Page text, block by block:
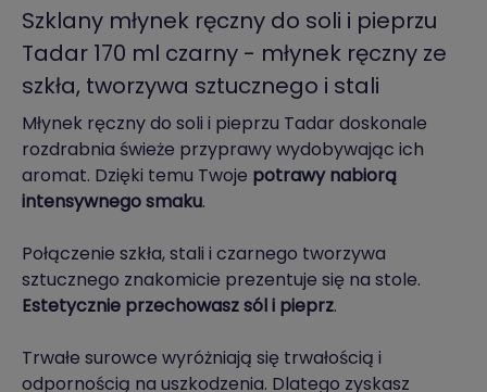
Szklany młynek ręczny do soli i pieprzu
Tadar 170 ml czarny - młynek ręczny ze
szkła, tworzywa sztucznego i stali
Młynek ręczny do soli i pieprzu Tadar doskonale
rozdrabnia świeże przyprawy wydobywając ich
aromat. Dzięki temu Twoje potrawy nabiorą
intensywnego smaku.
Połączenie szkła, stali i czarnego tworzywa
sztucznego znakomicie prezentuje się na stole.
Estetycznie przechowasz sól i pieprz.
Trwałe surowce wyróżniają się trwałością i
odpornością na uszkodzenia. Dlatego zyskasz